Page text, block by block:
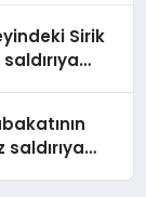
Sirik